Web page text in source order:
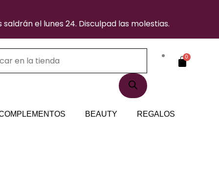
el lunes 24. Disculpad las molestias.
0
Carrito
BEAUTY REGALOS